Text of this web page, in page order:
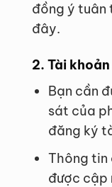
đồng ý tuân
đây.
2. Tài
Bạn cần
sát của
đăng ký
Thông tin
được cập